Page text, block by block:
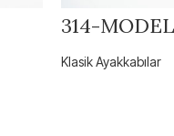
314-
Klasik Ayakkabılar